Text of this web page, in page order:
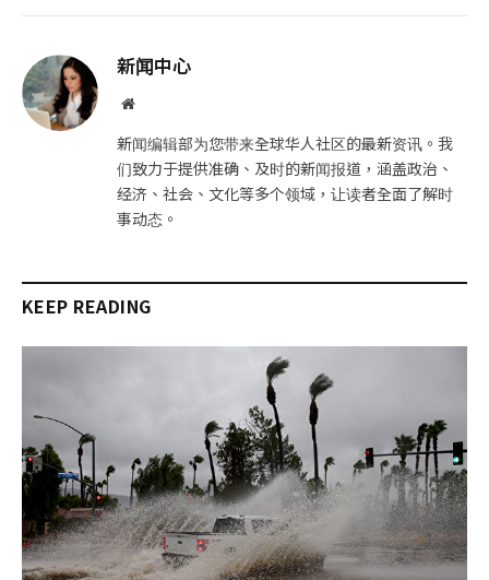
新闻中心
网
新闻编辑部为您带来全球华人社区的最新资讯。我
们致力于提供准确、及时的新闻报道，涵盖政治、
经济、社会、文化等多个领域，让读者全面了解时
事动态。
KEEP READING